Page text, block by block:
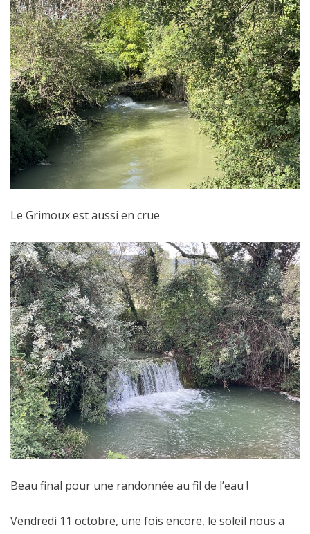
Le Grimoux est aussi en crue
Beau final pour une randonnée au fil de l’eau !
Vendredi 11 octobre, une fois encore, le soleil nous a